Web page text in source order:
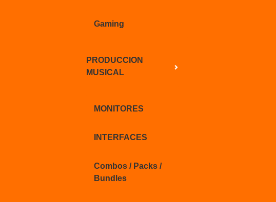
Gaming
PRODUCCION
MUSICAL
MONITORES
INTERFACES
Combos / Packs /
Bundles